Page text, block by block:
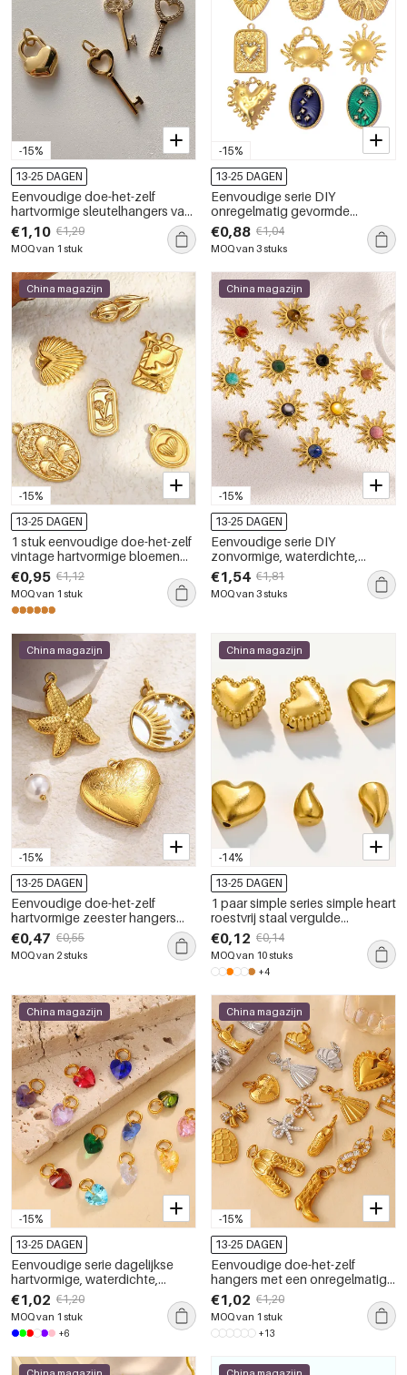
-15%
13-25 DAGEN
Eenvoudige doe-het-zelf
hartvormige sleutelhangers van
roestvrij staal, waterdicht en
goudkleurig, voor dames.
€1,10 €1,29
MOQ van 1 stuk
-15%
13-25 DAGEN
Eenvoudige serie DIY
onregelmatig gevormde
hartvormige hangers van
roestvrij staal, waterdicht,
goudkleurig, voor dames
€0,88 €1,04
MOQ van 3 stuks
-15%
China magazijn
13-25 DAGEN
1 stuk eenvoudige doe-het-zelf
vintage hartvormige bloemen
hanger van roestvrij staal,
waterdicht
€0,95 €1,12
MOQ van 1 stuk
-15%
China magazijn
13-25 DAGEN
Eenvoudige serie DIY
zonvormige, waterdichte,
goudkleurige hangers van
natuursteen voor dames.
€1,54 €1,81
MOQ van 3 stuks
-15%
China magazijn
13-25 DAGEN
Eenvoudige doe-het-zelf
hartvormige zeester hangers
van roestvrij staal, waterdicht en
goudkleurig, voor dames.
€0,47 €0,55
MOQ van 2 stuks
-14%
China magazijn
13-25 DAGEN
1 paar simple series simple heart
roestvrij staal vergulde
dameshangers
€0,12 €0,14
MOQ van 10 stuks
+4
-15%
China magazijn
13-25 DAGEN
Eenvoudige serie dagelijkse
hartvormige, waterdichte,
roestvrijstalen hanger met
goudkleurige zirkonia voor
dames.
€1,02 €1,20
MOQ van 1 stuk
+6
-15%
China magazijn
13-25 DAGEN
Eenvoudige doe-het-zelf
hangers met een onregelmatig
gevormd hartvormig strikje of
kroon, gemaakt van roestvrij
staal, waterdicht en
goudkleurig.
€1,02 €1,20
MOQ van 1 stuk
+13